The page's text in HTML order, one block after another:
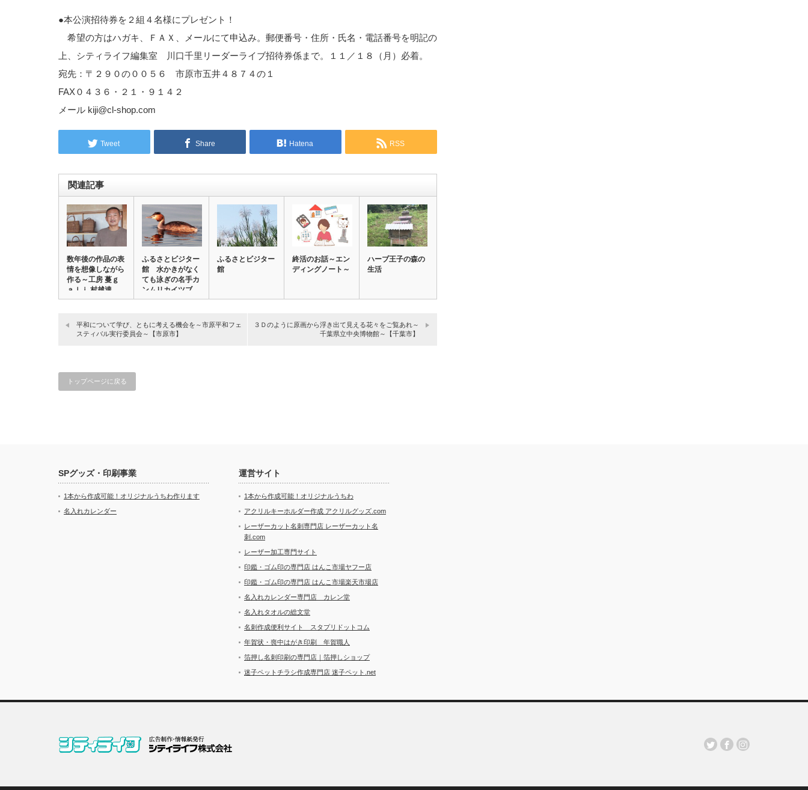
●本公演招待券を２組４名様にプレゼント！
希望の方はハガキ、ＦＡＸ、メールにて申込み。郵便番号・住所・氏名・電話番号を明記の
上、シティライフ編集室 川口千里リーダーライブ招待券係まで。１１／１８（月）必着。
宛先：〒２９０の００５６ 市原市五井４８７４の１
FAX０４３６・２１・９１４２
メール kiji@cl-shop.com
Tweet Share Hatena RSS
関連記事
数年後の作品の表
情を想像しながら
作る～工房 蔓ｇ
ａｌｉ 村越達
也…
ふるさとビジター
館 水かきがなく
ても泳ぎの名手カ
ンムリカイツブ
リ…
ふるさとビジター
館
終活のお話～エン
ディングノート～
ハーブ王子の森の
生活
平和について学び、ともに考える機会を～市原平和フェ
スティバル実行委員会～【市原市】
３Ｄのように原画から浮き出て見える花々をご覧あれ～
千葉県立中央博物館～【千葉市】
トップページに戻る
SPグッズ・印刷事業
1本から作成可能！オリジナルうちわ作ります
名入れカレンダー
運営サイト
1本から作成可能！オリジナルうちわ
アクリルキーホルダー作成 アクリルグッズ.com
レーザーカット名刺専門店 レーザーカット名
刺.com
レーザー加工専門サイト
印鑑・ゴム印の専門店 はんこ市場ヤフー店
印鑑・ゴム印の専門店 はんこ市場楽天市場店
名入れカレンダー専門店 カレン堂
名入れタオルの総文堂
名刺作成便利サイト スタプリドットコム
年賀状・喪中はがき印刷 年賀職人
箔押し名刺印刷の専門店｜箔押しショップ
迷子ペットチラシ作成専門店 迷子ペット.net